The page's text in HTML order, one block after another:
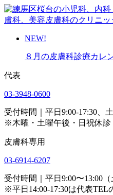
NEW!
８月の皮膚科診療カレ
代表
03-3948-0600
受付時間｜平日9:00-17:30、
※木曜・土曜午後・日祝休診
皮膚科専用
03-6914-6207
受付時間｜平日9:00〜13:00（
※平日14:00-17:30は代表TEL